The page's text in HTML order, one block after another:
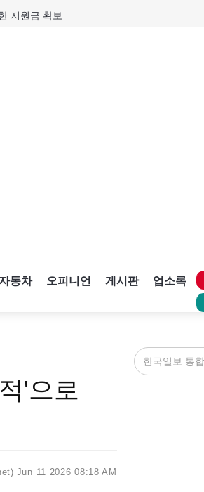
지원금 확보
동차 오피니언 게시판 업소록
'으로
Jun 11 2026 08:18 AM